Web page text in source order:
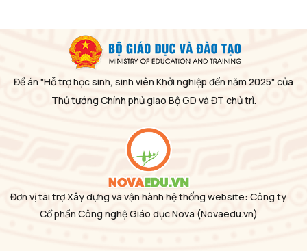
Đề án "Hỗ trợ học sinh, sinh viên Khởi nghiệp đến năm 2025" của
Thủ tướng Chính phủ giao Bộ GD và ĐT chủ trì.
Đơn vị tài trợ Xây dựng và vận hành hệ thống website: Công ty
Cổ phần Công nghệ Giáo dục Nova (Novaedu.vn)